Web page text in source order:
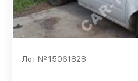
Лот № 15061828